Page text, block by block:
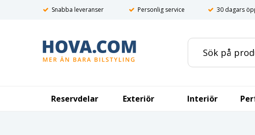
Snabba leveranser Personlig service 30 dagars
Reservdelar Exteriör Interiör